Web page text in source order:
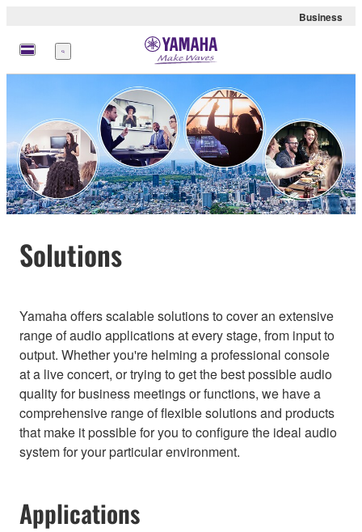
Business
meny
Solutions
Yamaha offers scalable solutions to cover an extensive
range of audio applications at every stage, from input to
output. Whether you're helming a professional console
at a live concert, or trying to get the best possible audio
quality for business meetings or functions, we have a
comprehensive range of flexible solutions and products
that make it possible for you to configure the ideal audio
system for your particular environment.
Applications